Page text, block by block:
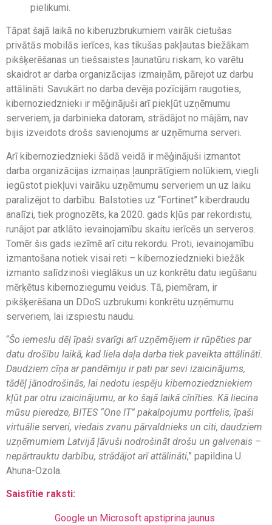
pielikumi.
Tāpat šajā laikā no kiberuzbrukumiem vairāk cietušas
privātās mobilās ierīces, kas tikušas pakļautas biežākam
pikšķerēšanas un tiešsaistes ļaunatūru riskam, ko varētu
skaidrot ar darba organizācijas izmaiņām, pārejot uz darbu
attālināti. Savukārt no darba devēja pozīcijām raugoties,
kibernoziedznieki ir mēģinājuši arī piekļūt uzņēmumu
serveriem, ja darbinieka datoram, strādājot no mājām, nav
bijis izveidots drošs savienojums ar uzņēmuma serveri.
Arī kibernoziedznieki šādā veidā ir mēģinājuši izmantot
darba organizācijas izmaiņas ļaunprātīgiem nolūkiem, viegli
iegūstot piekļuvi vairāku uzņēmumu serveriem un uz laiku
paralizējot to darbību. Balstoties uz “Fortinet” kiberdraudu
analīzi, tiek prognozēts, ka 2020. gads kļūs par rekordistu,
runājot par atklāto ievainojamību skaitu ierīcēs un serveros.
Tomēr šis gads iezīmē arī citu rekordu. Proti, ievainojamību
izmantošana notiek visai reti – kibernoziedznieki biežāk
izmanto salīdzinoši vieglākus un uz konkrētu datu iegūšanu
mērķētus kibernoziegumu veidus. Tā, piemēram, ir
pikšķerēšana un DDoS uzbrukumi konkrētu uzņēmumu
serveriem, lai izspiestu naudu.
“Šo iemeslu dēļ īpaši svarīgi arī uzņēmējiem ir rūpēties par
datu drošību laikā, kad liela daļa darba tiek paveikta attālināti.
Daudziem cīņa ar pandēmiju ir pati par sevi izaicinājums,
tādēļ jānodrošinās, lai nedotu iespēju kibernoziedzniekiem
kļūt par otru izaicinājumu, ar ko šajā laikā cīnīties. Kā liecina
mūsu pieredze, BITES “One IT” pakalpojumu portfelis, īpaši
virtuālie serveri, viedais zvanu pārvaldnieks un citi, daudziem
uzņēmumiem Latvijā ļāvuši nodrošināt drošu un galvenais –
nepārtrauktu darbību, strādājot arī attālināti,” papildina U.
Ahuna-Ozola.
Saistītie raksti:
Google un Microsoft apstiprina jaunus